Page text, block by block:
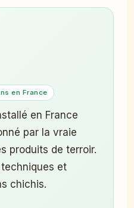
en France
en France
par la vraie
produits de terroir.
et
chichis.